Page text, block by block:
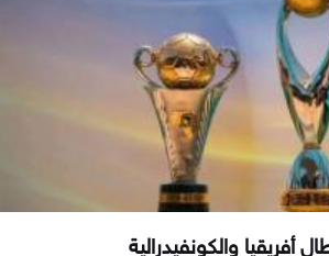
أفريقيا والكونفيدرالية